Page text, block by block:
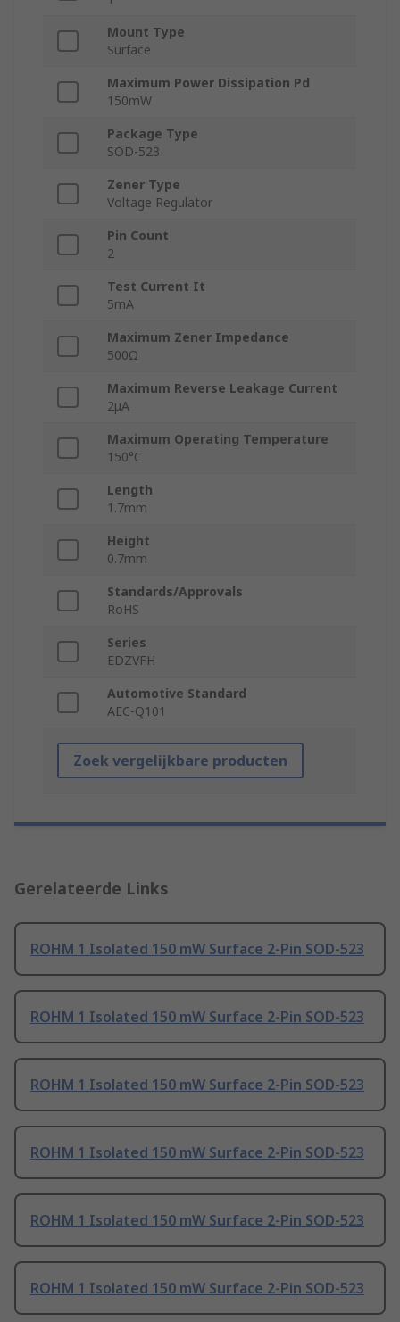
Mount Type
Surface
Maximum Power Dissipation Pd
150mW
Package Type
SOD-523
Zener Type
Voltage Regulator
Pin Count
2
Test Current It
5mA
Maximum Zener Impedance
500Ω
Maximum Reverse Leakage Current
2μA
Maximum Operating Temperature
150°C
Length
1.7mm
Height
0.7mm
Standards/Approvals
RoHS
Series
EDZVFH
Automotive Standard
AEC-Q101
Zoek vergelijkbare producten
Gerelateerde Links
ROHM 1 Isolated 150 mW Surface 2-Pin SOD-523
ROHM 1 Isolated 150 mW Surface 2-Pin SOD-523
ROHM 1 Isolated 150 mW Surface 2-Pin SOD-523
ROHM 1 Isolated 150 mW Surface 2-Pin SOD-523
ROHM 1 Isolated 150 mW Surface 2-Pin SOD-523
ROHM 1 Isolated 150 mW Surface 2-Pin SOD-523